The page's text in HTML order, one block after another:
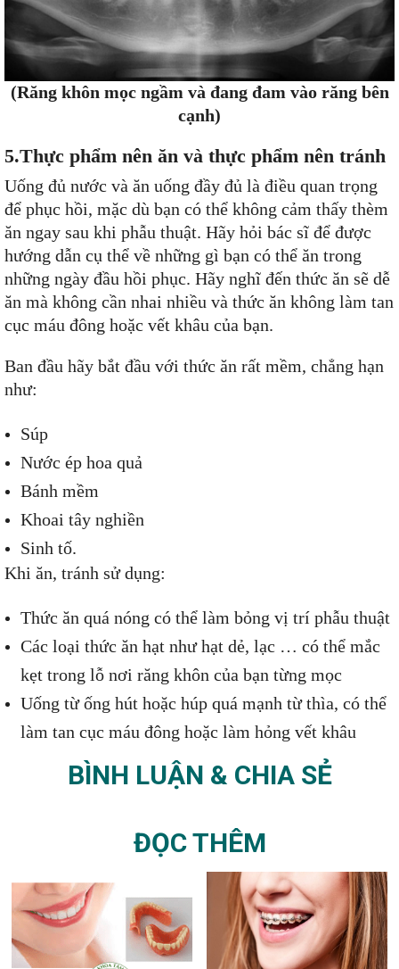
(Răng khôn mọc ngầm và đang đam vào răng bên
cạnh)
5.Thực phẩm nên ăn và thực phẩm nên tránh
Uống đủ nước và ăn uống đầy đủ là điều quan trọng
để phục hồi, mặc dù bạn có thể không cảm thấy thèm
ăn ngay sau khi phẫu thuật. Hãy hỏi bác sĩ để được
hướng dẫn cụ thể về những gì bạn có thể ăn trong
những ngày đầu hồi phục. Hãy nghĩ đến thức ăn sẽ dễ
ăn mà không cần nhai nhiều và thức ăn không làm tan
cục máu đông hoặc vết khâu của bạn.
Ban đầu hãy bắt đầu với thức ăn rất mềm, chẳng hạn
như:
Súp
Nước ép hoa quả
Bánh mềm
Khoai tây nghiền
Sinh tố.
Khi ăn, tránh sử dụng:
Thức ăn quá nóng có thể làm bỏng vị trí phẫu thuật
Các loại thức ăn hạt như hạt dẻ, lạc … có thể mắc
kẹt trong lỗ nơi răng khôn của bạn từng mọc
Uống từ ống hút hoặc húp quá mạnh từ thìa, có thể
làm tan cục máu đông hoặc làm hỏng vết khâu
BÌNH LUẬN & CHIA SẺ
ĐỌC THÊM